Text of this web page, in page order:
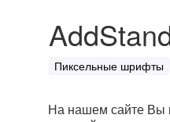
Пиксельные шрифты
На нашем сайте Вы